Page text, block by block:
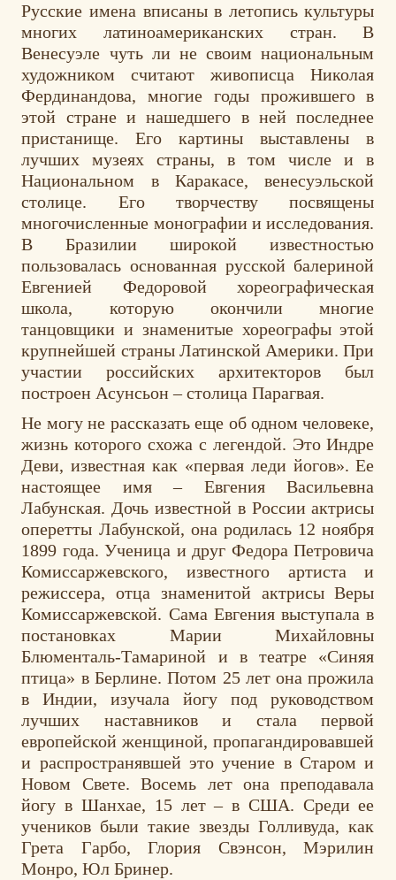
Русские имена вписаны в летопись культуры
многих латиноамериканских стран. В
Венесуэле чуть ли не своим национальным
художником считают живописца Николая
Фердинандова, многие годы прожившего в
этой стране и нашедшего в ней последнее
пристанище. Его картины выставлены в
лучших музеях страны, в том числе и в
Национальном в Каракасе, венесуэльской
столице. Его творчеству посвящены
многочисленные монографии и исследования.
В Бразилии широкой известностью
пользовалась основанная русской балериной
Евгенией Федоровой хореографическая
школа, которую окончили многие
танцовщики и знаменитые хореографы этой
крупнейшей страны Латинской Америки. При
участии российских архитекторов был
построен Асунсьон – столица Парагвая.
Не могу не рассказать еще об одном человеке,
жизнь которого схожа с легендой. Это Индре
Деви, известная как «первая леди йогов». Ее
настоящее имя – Евгения Васильевна
Лабунская. Дочь известной в России актрисы
оперетты Лабунской, она родилась 12 ноября
1899 года. Ученица и друг Федора Петровича
Комиссаржевского, известного артиста и
режиссера, отца знаменитой актрисы Веры
Комиссаржевской. Сама Евгения выступала в
постановках Марии Михайловны
Блюменталь-Тамариной и в театре «Синяя
птица» в Берлине. Потом 25 лет она прожила
в Индии, изучала йогу под руководством
лучших наставников и стала первой
европейской женщиной, пропагандировавшей
и распространявшей это учение в Старом и
Новом Свете. Восемь лет она преподавала
йогу в Шанхае, 15 лет – в США. Среди ее
учеников были такие звезды Голливуда, как
Грета Гарбо, Глория Свэнсон, Мэрилин
Монро, Юл Бринер.